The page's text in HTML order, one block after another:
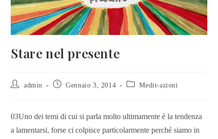
Stare nel presente
admin Gennaio 3, 2014 Medit-azioni
03Uno dei temi di cui si parla molto ultimamente è la tendenza
a lamentarsi, forse ci colpisce particolarmente perché siamo in